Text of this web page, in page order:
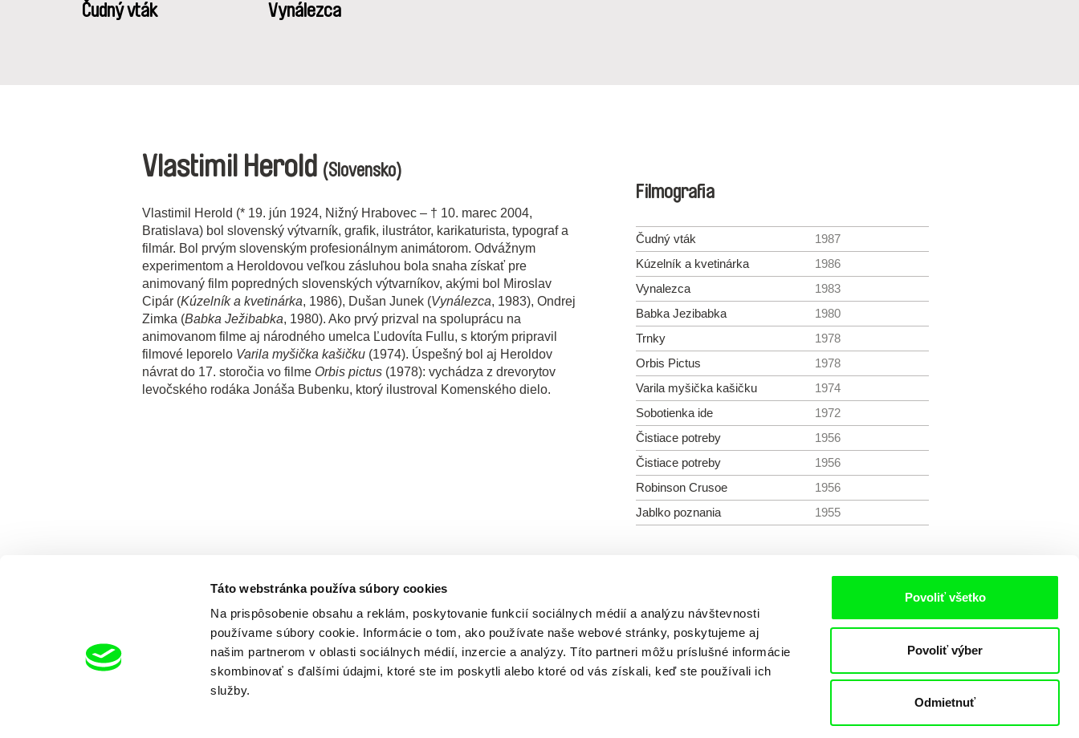
Táto webstránka používa súbory cookies
Na prispôsobenie obsahu a reklám, poskytovanie funkcií sociálnych médií a analýzu návštevnosti
používame súbory cookie. Informácie o tom, ako používate naše webové stránky, poskytujeme aj
našim partnerom v oblasti sociálnych médií, inzercie a analýzy. Títo partneri môžu príslušné informácie
skombinovať s ďalšími údajmi, ktoré ste im poskytli alebo ktoré od vás získali, keď ste používali ich
služby.
Povoliť všetko
Povoliť výber
Odmietnuť
Čudný vták Vynálezca
Vlastimil Herold (Slovensko)
Vlastimil Herold (* 19. jún 1924, Nižný Hrabovec – † 10. marec 2004,
Bratislava) bol slovenský výtvarník, grafik, ilustrátor, karikaturista, typograf a
filmár. Bol prvým slovenským profesionálnym animátorom. Odvážnym
experimentom a Heroldovou veľkou zásluhou bola snaha získať pre
animovaný film popredných slovenských výtvarníkov, akými bol Miroslav
Cipár (Kúzelník a kvetinárka, 1986), Dušan Junek (Vynálezca, 1983), Ondrej
Zimka (Babka Ježibabka, 1980). Ako prvý prizval na spoluprácu na
animovanom filme aj národného umelca Ľudovíta Fullu, s ktorým pripravil
filmové leporelo Varila myšička kašičku (1974). Úspešný bol aj Heroldov
návrat do 17. storočia vo filme Orbis pictus (1978): vychádza z drevorytov
levočského rodáka Jonáša Bubenku, ktorý ilustroval Komenského dielo.
Filmografia
Čudný vták
1987
Kúzelník a kvetinárka
1986
Vynalezca
1983
Babka Jezibabka
1980
Trnky
1978
Orbis Pictus
1978
Varila myšička kašičku
1974
Sobotienka ide
1972
Čistiace potreby
1956
Čistiace potreby
1956
Robinson Crusoe
1956
Jablko poznania
1955